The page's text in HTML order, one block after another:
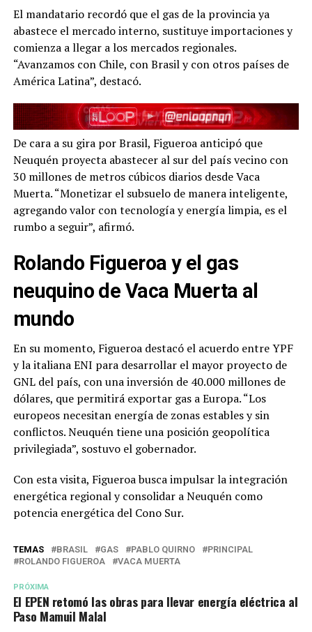
El mandatario recordó que el gas de la provincia ya
abastece el mercado interno, sustituye importaciones y
comienza a llegar a los mercados regionales.
“Avanzamos con Chile, con Brasil y con otros países de
América Latina”, destacó.
De cara a su gira por Brasil, Figueroa anticipó que
Neuquén proyecta abastecer al sur del país vecino con
30 millones de metros cúbicos diarios desde Vaca
Muerta. “Monetizar el subsuelo de manera inteligente,
agregando valor con tecnología y energía limpia, es el
rumbo a seguir”, afirmó.
Rolando Figueroa y el gas
neuquino de Vaca Muerta al
mundo
En su momento, Figueroa destacó el acuerdo entre YPF
y la italiana ENI para desarrollar el mayor proyecto de
GNL del país, con una inversión de 40.000 millones de
dólares, que permitirá exportar gas a Europa. “Los
europeos necesitan energía de zonas estables y sin
conflictos. Neuquén tiene una posición geopolítica
privilegiada”, sostuvo el gobernador.
Con esta visita, Figueroa busca impulsar la integración
energética regional y consolidar a Neuquén como
potencia energética del Cono Sur.
TEMAS BRASIL GAS PABLO QUIRNO
PRINCIPAL
ROLANDO FIGUEROA
VACA MUERTA
PRÓXIMA
El EPEN retomó las obras para llevar energía eléctrica al
Paso Mamuil Malal